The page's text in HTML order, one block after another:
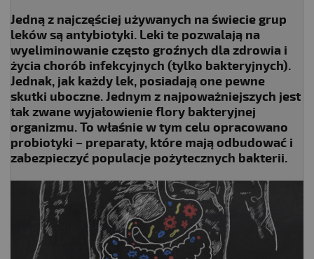
Jedną z najczęściej używanych na świecie grup
leków są antybiotyki. Leki te pozwalają na
wyeliminowanie często groźnych dla zdrowia i
życia chorób infekcyjnych (tylko bakteryjnych).
Jednak, jak każdy lek, posiadają one pewne
skutki uboczne. Jednym z najpoważniejszych jest
tak zwane wyjałowienie flory bakteryjnej
organizmu. To właśnie w tym celu opracowano
probiotyki – preparaty, które mają odbudować i
zabezpieczyć populacje pożytecznych bakterii.